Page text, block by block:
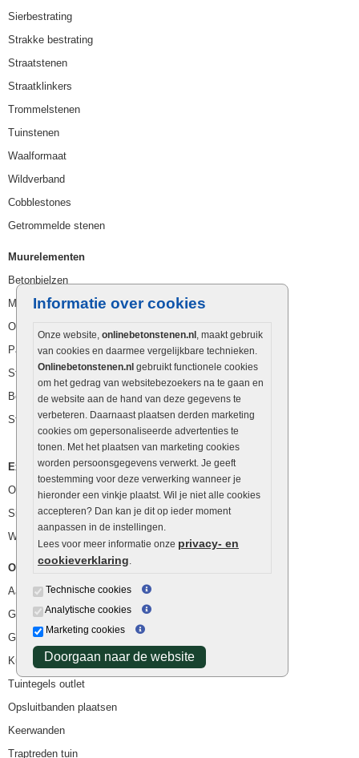
Informatie over cookies
Onze website, onlinebetonstenen.nl, maakt gebruik
van cookies en daarmee vergelijkbare technieken.
Onlinebetonstenen.nl gebruikt functionele cookies
om het gedrag van websitebezoekers na te gaan en
de website aan de hand van deze gegevens te
verbeteren. Daarnaast plaatsen derden marketing
cookies om gepersonaliseerde advertenties te
tonen. Met het plaatsen van marketing cookies
worden persoonsgegevens verwerkt. Je geeft
toestemming voor deze verwerking wanneer je
hieronder een vinkje plaatst. Wil je niet alle cookies
accepteren? Dan kan je dit op ieder moment
aanpassen in de instellingen.
Lees voor meer informatie onze privacy- en
cookieverklaring.
Technische cookies
Analytische cookies
Marketing cookies
Doorgaan naar de website
Sierbestrating
Strakke bestrating
Straatstenen
Straatklinkers
Trommelstenen
Tuinstenen
Waalformaat
Wildverband
Cobblestones
Getrommelde stenen
Muurelementen
Betonbielzen
Muurstenen
Opsluitbanden
Palissaden
Stapelblokken
Betonblokken
Stapelstenen
Extra benodigdheden
Ophoogzand
Siergrind en siersplit
Waterafvoer
Overig
Aanbiedingen
Goedkope bestrating
Goedkope tuintegels
Kunstgras
Tuintegels outlet
Opsluitbanden plaatsen
Keerwanden
Traptreden tuin